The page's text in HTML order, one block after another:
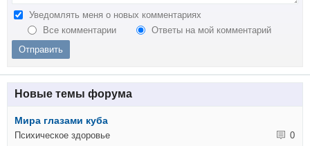
Уведомлять меня о новых комментариях
Все комментарии
Ответы на мой комментарий
Новые темы форума
Мира глазами куба
Психическое здоровье 0